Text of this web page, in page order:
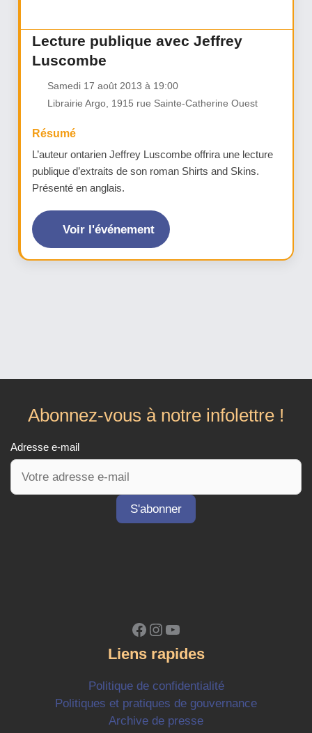
Lecture publique avec Jeffrey
Luscombe
Samedi 17 août 2013 à 19:00
Librairie Argo, 1915 rue Sainte-Catherine Ouest
Résumé
L’auteur ontarien Jeffrey Luscombe offrira une lecture
publique d’extraits de son roman Shirts and Skins.
Présenté en anglais.
Voir l'événement
Abonnez-vous à notre infolettre !
Adresse e-mail
Facebook
Instagram
YouTube
Liens rapides
Politique de confidentialité
Politiques et pratiques de gouvernance
Archive de presse